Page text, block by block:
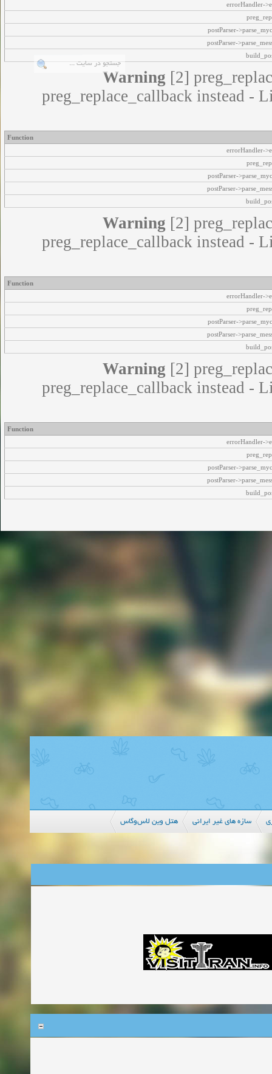
errorHandler-
postParser-
postParser-
Warning [2]
preg_replace_callback instead -
Function
errorHandler-
postParser-
postParser-
Warning [2]
preg_replace_callback instead -
Function
errorHandler-
postParser-
postParser-
Warning [2]
preg_replace_callback instead -
Function
errorHandler-
postParser-
postParser-
سازه های غیر ایرانی هتل وین لاس‌وگاس